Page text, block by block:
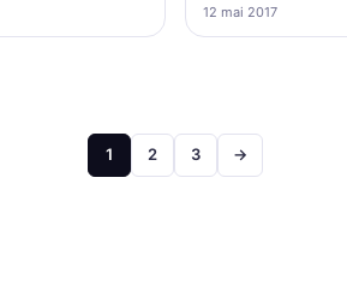
12 mai 2017
Pagination
1 2 3 →